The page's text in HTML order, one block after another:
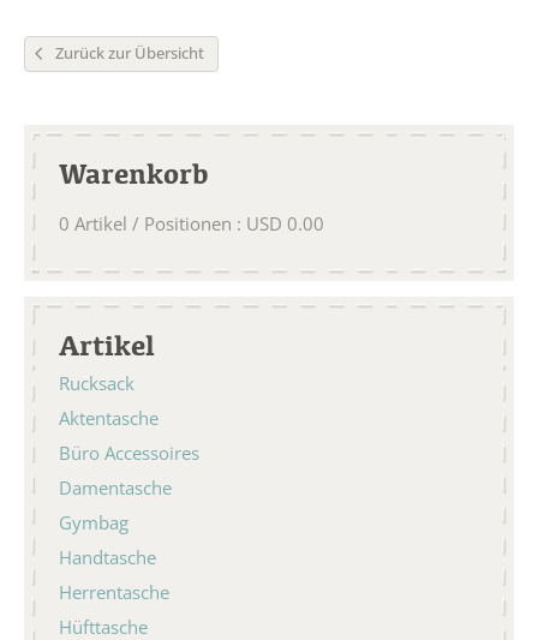
Zurück zur Übersicht
Warenkorb
0 Artikel / Positionen : USD 0.00
Artikel
Rucksack
Aktentasche
Büro Accessoires
Damentasche
Gymbag
Handtasche
Herrentasche
Hüfttasche